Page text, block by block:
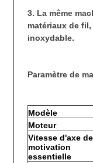
3. La même
matériaux de
inoxydable.
Paramètre de
Modèle
Moteur
Vitesse d'axe de
motivation
essentielle